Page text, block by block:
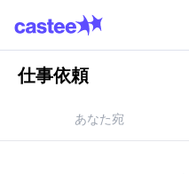
仕事依頼
あなた宛